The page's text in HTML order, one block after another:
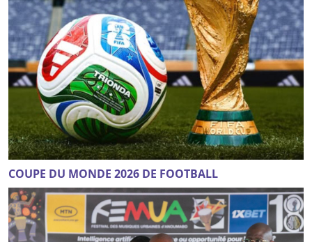
COUPE DU MONDE 2026 DE FOOTBALL